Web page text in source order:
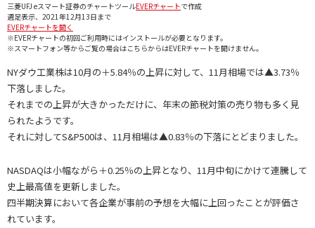
三菱UFJ eスマート証券のチャートツールEVERチャートで作成
週足表示、2021年12月13日まで
EVERチャートを開く
※EVERチャートの初回ご利用時にはインストールが必要となります。
※スマートフォン等からご覧の場合はこちらからはEVERチャートを開けません。
NYダウ工業株は10月の＋5.84％の上昇に対して、11月相場では▲3.73％
下落しました。
それまでの上昇が大きかっただけに、年末の節税対策の売り物も多く見
られたようです。
それに対してS&P500は、11月相場は▲0.83％の下落にとどまりました。
NASDAQは小幅ながら＋0.25％の上昇となり、11月中旬にかけて連騰して
史上最高値を更新しました。
四半期決算において各企業が事前の予想を大幅に上回ったことが評価さ
れています。